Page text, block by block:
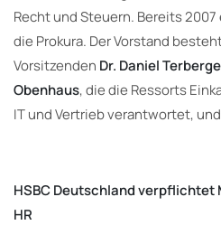
Recht und Steuern. Bereits
die Prokura. Der Vorstand
Vorsitzenden Dr. Daniel
Obenhaus, die die Ressorts
IT und Vertrieb verantwortet,
HSBC Deutschland verpflichtet
HR